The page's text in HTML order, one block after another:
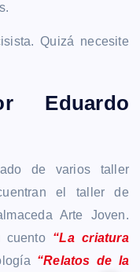
Quizá necesite
Eduardo
de varios taller
el taller de
Arte Joven.
cuento “La criatura
“Relatos de la